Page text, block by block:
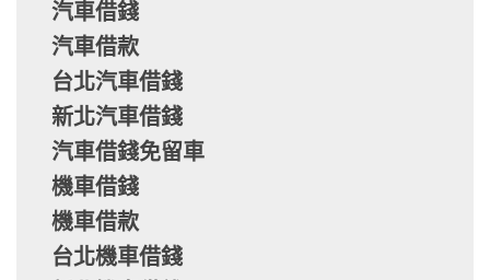
汽車借錢
汽車借款
台北汽車借錢
新北汽車借錢
汽車借錢免留車
機車借錢
機車借款
台北機車借錢